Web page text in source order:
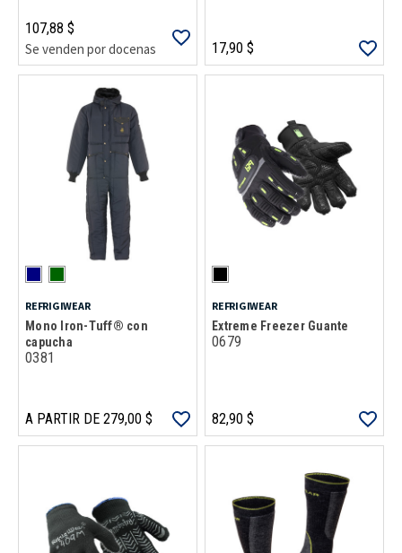
107,88 $
Se venden por docenas
17,90 $
REFRIGIWEAR
Mono Iron-Tuff® con
capucha
0381
A PARTIR DE 279,00 $
REFRIGIWEAR
Extreme Freezer Guante
0679
82,90 $